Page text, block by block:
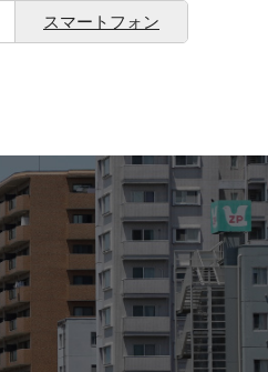
スマートフォン